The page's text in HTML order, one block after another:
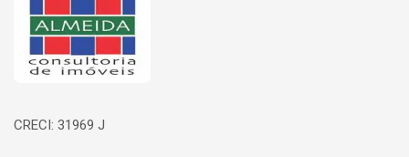
CRECI: 31969 J